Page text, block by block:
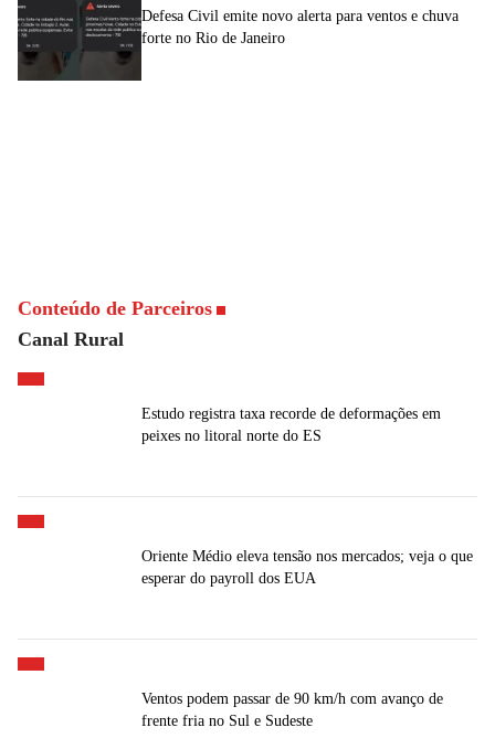
Defesa Civil emite novo alerta para ventos e chuva
forte no Rio de Janeiro
Conteúdo de Parceiros
Canal Rural
Estudo registra taxa recorde de deformações em
peixes no litoral norte do ES
Oriente Médio eleva tensão nos mercados; veja o que
esperar do payroll dos EUA
Ventos podem passar de 90 km/h com avanço de
frente fria no Sul e Sudeste